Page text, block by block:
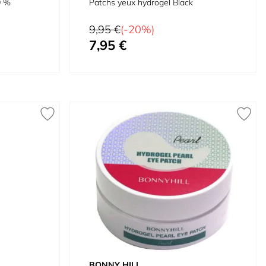
%
Patchs yeux hydrogel Black
Prix normal
9,95 €(-20%)
Prix spécial
7,95 €